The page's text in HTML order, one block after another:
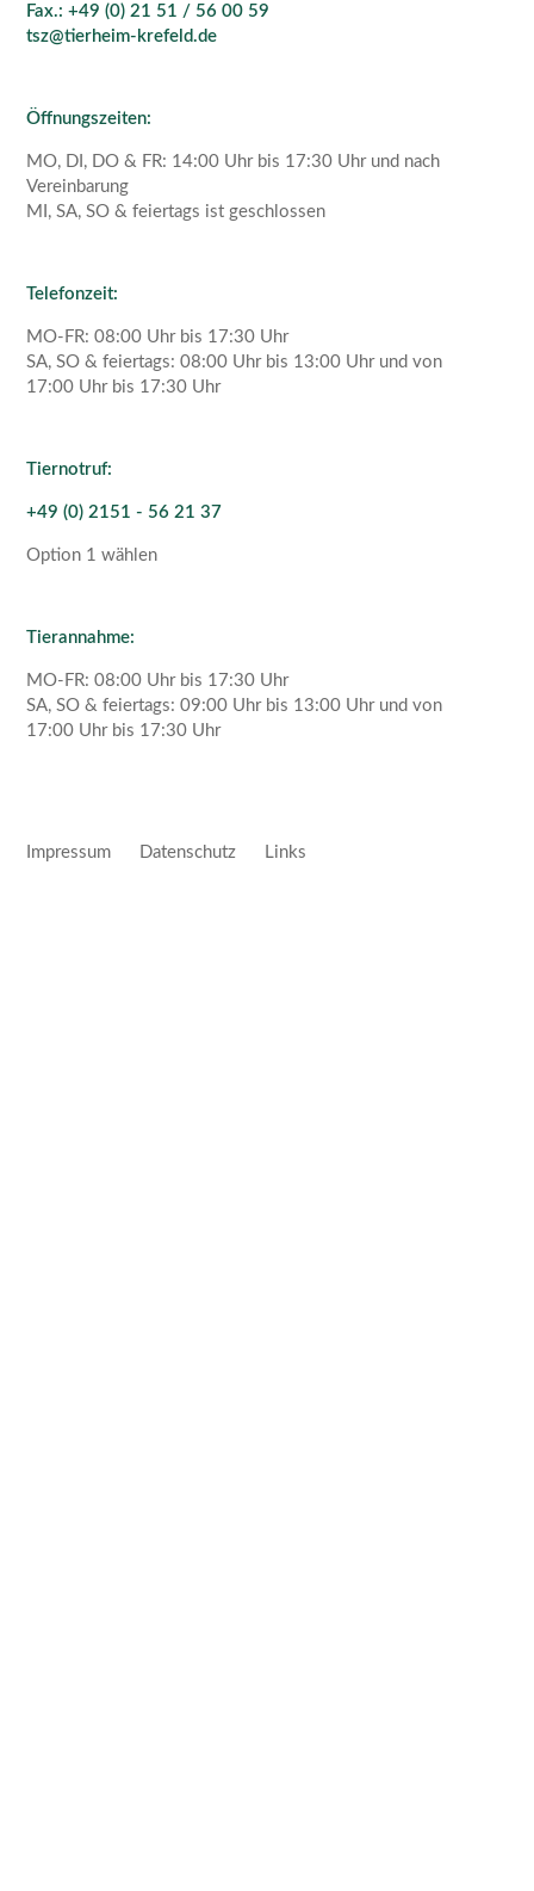
Fax.: +49 (0) 21 51 / 56 00 59
tsz@tierheim-krefeld.de
Öffnungszeiten:
MO, DI, DO & FR: 14:00 Uhr bis 17:30 Uhr und nach
Vereinbarung
MI, SA, SO & feiertags ist geschlossen
Telefonzeit:
MO-FR: 08:00 Uhr bis 17:30 Uhr
SA, SO & feiertags: 08:00 Uhr bis 13:00 Uhr und von
17:00 Uhr bis 17:30 Uhr
Tiernotruf:
+49 (0) 2151 - 56 21 37
Option 1 wählen
Tierannahme:
MO-FR: 08:00 Uhr bis 17:30 Uhr
SA, SO & feiertags: 09:00 Uhr bis 13:00 Uhr und von
17:00 Uhr bis 17:30 Uhr
Impressum Datenschutz Links